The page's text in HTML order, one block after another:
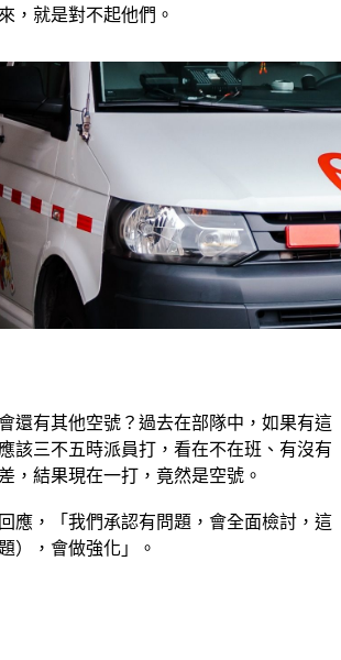
，就是對不起他們。
還有其他空號？過去在部隊中，如果有這
該三不五時派員打，看在不在班、有沒有
，結果現在一打，竟然是空號。
應，「我們承認有問題，會全面檢討，這
），會做強化」。